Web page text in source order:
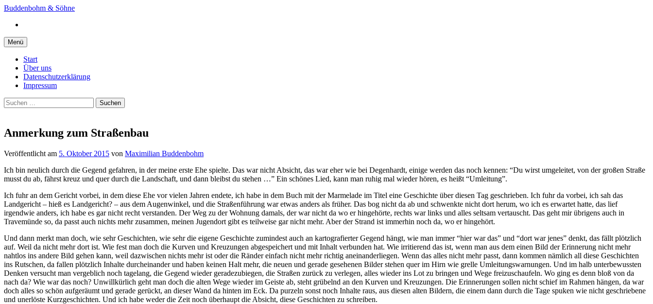
Springe
Inhalt
Buddenbohm & Söhne
Menü
Start
Über uns
Datenschutzerklärung
Impressum
Suchen
nach:
Anmerkung zum Straßenbau
Veröffentlicht am 5. Oktober 2015 von Maximilian Buddenbohm
Ich bin neulich durch die Gegend gefahren, in der meine erste Ehe spielte. Das war nicht Absicht, das war eher wie bei Degenhardt, einige werden das noch kennen: “Du wirst umgeleitet, von der großen Straße
musst du ab, fährst kreuz und quer durch die Landschaft, und dann bleibst du stehen …” Ein schönes Lied, kann man ruhig mal wieder hören, es heißt “Umleitung”.
Ich fuhr an dem Gericht vorbei, in dem diese Ehe vor vielen Jahren endete, ich habe in dem Buch mit der Marmelade im Titel eine Geschichte über diesen Tag geschrieben. Ich fuhr da vorbei, ich sah das
Landgericht – hieß es Landgericht? – aus dem Augenwinkel, und die Straßenführung war etwas anders als früher. Das bog nicht da ab und schwenkte nicht dort herum, wo ich es erwartet hatte, das lief
irgendwie anders, ich habe es gar nicht recht verstanden. Der Weg zu der Wohnung damals, der war nicht da wo er hingehörte, rechts war links und alles seltsam vertauscht. Das geht mir übrigens auch in
Travemünde so, da passt auch nichts mehr zusammen, meinen Jugendort gibt es teilweise gar nicht mehr. Aber der Strand ist immerhin noch da, wo er hingehört.
Und dann merkt man doch, wie sehr Geschichten, wie sehr die eigene Geschichte zumindest auch an kartografierter Gegend hängt, wie man immer “hier war das” und “dort war jenes” denkt, das fällt plötzlich
auf. Weil da nicht mehr dort ist. Wie fest man doch die Kurven und Kreuzungen abgespeichert und mit Inhalt verbunden hat. Wie irritierend das ist, wenn man aus dem einen Bild der Erinnerung nicht mehr
nahtlos ins andere Bild gehen kann, weil dazwischen nichts mehr ist oder die Ränder einfach nicht mehr richtig aneinanderliegen. Wenn das alles nicht mehr passt, dann kommen nämlich all diese Geschichten
ins Rutschen, da fallen plötzlich Inhalte durcheinander und haben keinen Halt mehr, die neuen und gerade gesehenen Bilder stehen quer im Hirn wie grelle Umleitungswarnungen. Und im halb unterbewussten
Denken versucht man vergeblich noch tagelang, die Gegend wieder geradezubiegen, die Straßen zurück zu verlegen, alles wieder ins Lot zu bringen und Wege freizuschaufeln. Wo ging es denn bloß von da
nach da? Wie war das noch? Unwillkürlich geht man doch die alten Wege wieder im Geiste ab, steht grübelnd an den Kurven und Kreuzungen. Die Erinnerungen sollen nicht schief im Rahmen hängen, da war
doch alles so schön aufgeräumt und gerade gerückt, an dieser Wand da hinten im Eck. Da purzeln sonst noch Inhalte raus, aus diesen alten Bildern, die einem dann durch die Tage spuken wie nicht geschriebene
und unerlöste Kurzgeschichten. Und ich habe weder die Zeit noch überhaupt die Absicht, diese Geschichten zu schreiben.